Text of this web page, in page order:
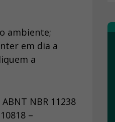
ambiente;
em dia a
a
NBR 11238
–